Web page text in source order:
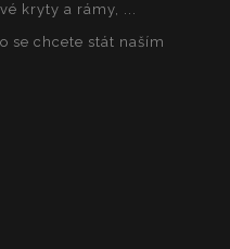
kryty a rámy, ...
se chcete stát naším